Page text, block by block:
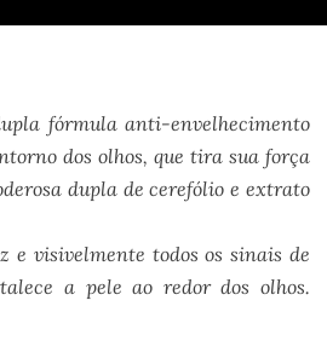
fórmula anti-envelhecimento
dos olhos, que tira sua força
dupla de cerefólio e extrato
e visivelmente todos os sinais de
a pele ao redor dos olhos.